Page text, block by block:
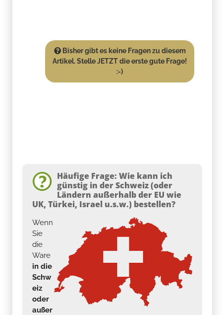
Bisher gibt es keine Fragen zu diesem
Artikel. Stelle JETZT die erste gute Frage!
:-)
Häufige Frage: Wie kann ich
günstig in der Schweiz (oder
Ländern außerhalb der EU wie
UK, Türkei, Israel u.s.w.) bestellen?
Wenn
Sie
die
Ware
in die
Schw
eiz
oder
außer